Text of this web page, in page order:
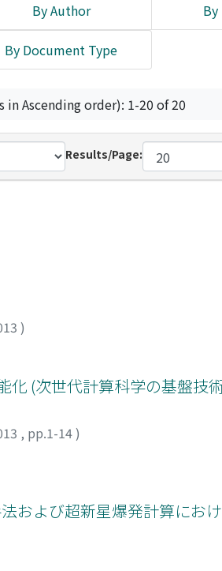
By Author By
By Document Type
Ascending order): 1-20 of 20
Results/Page:
)
化 (次世代計算科学の基盤技
, pp.1-14)
および超新星爆発計算にお